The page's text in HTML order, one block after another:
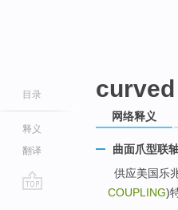
目录
释义
翻译
网络释义
曲面爪型联
供应美国乐
COUPLING)